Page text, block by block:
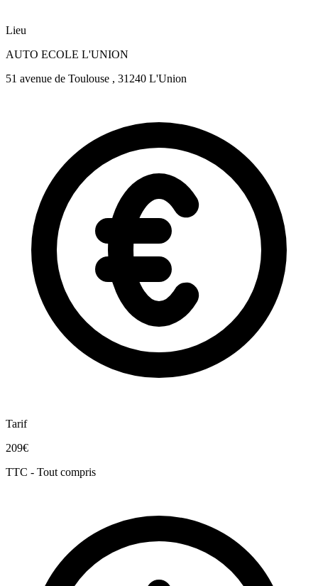
Lieu
AUTO ECOLE L'UNION
51 avenue de Toulouse , 31240 L'Union
Tarif
209€
TTC - Tout compris